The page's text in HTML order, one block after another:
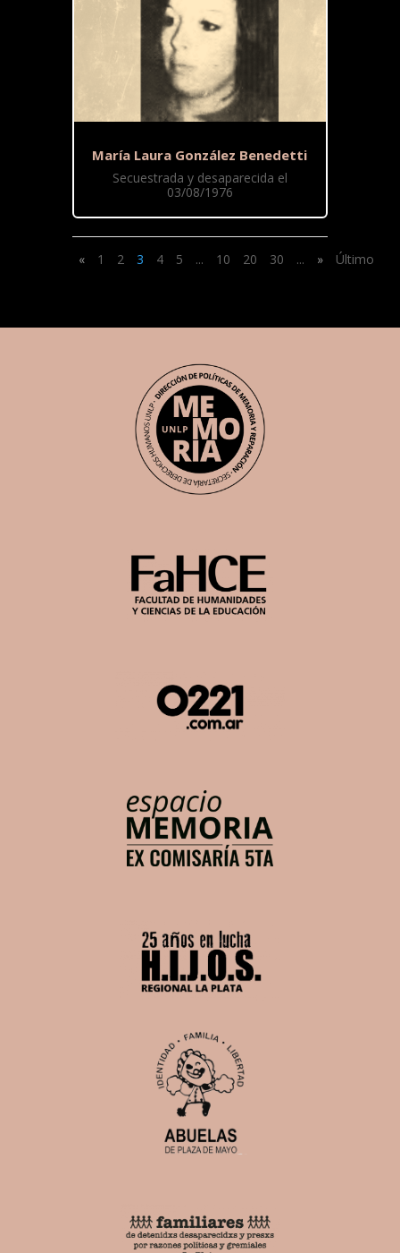
María Laura González Benedetti
Secuestrada y desaparecida el
03/08/1976
« 1 2 3 4 5 ... 10 20 30 ... » Último